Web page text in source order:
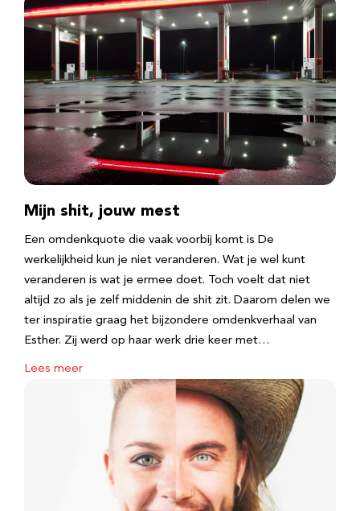
Mijn shit, jouw mest
Een omdenkquote die vaak voorbij komt is De
werkelijkheid kun je niet veranderen. Wat je wel kunt
veranderen is wat je ermee doet. Toch voelt dat niet
altijd zo als je zelf middenin de shit zit. Daarom delen we
ter inspiratie graag het bijzondere omdenkverhaal van
Esther. Zij werd op haar werk drie keer met…
Lees meer